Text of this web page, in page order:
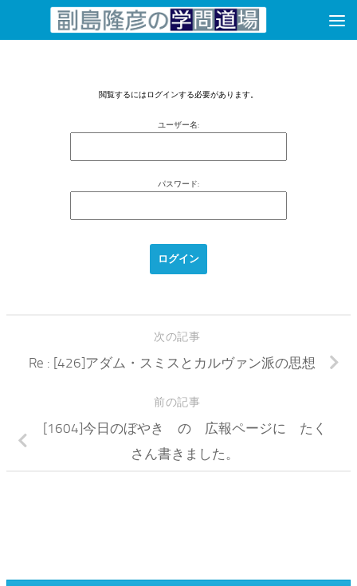
コンテンツへスキップ
閲覧するにはログインする必要があります。
ユーザー名:
パスワード:
次の記事
Re : [426]アダム・スミスとカルヴァン派の思想
前の記事
[1604]今日のぼやき の 広報ページに たく
さん書きました。